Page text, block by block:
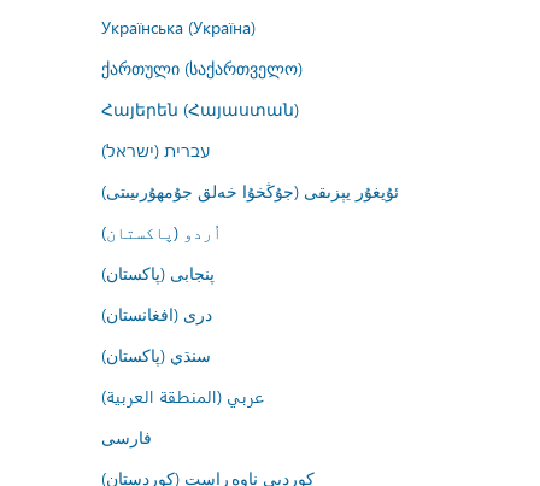
Українська (Україна)
ქართული (საქართველო)
Հայերեն (Հայաստան)
עברית (ישראל)
ئۇيغۇر يېزىقى (جۇڭخۇا خەلق جۇمھۇرىيىتى)
اُردو (پاکستان)
پنجابی (پاکستان)
درى (افغانستان)
سنڌي (پاکستان)
عربي (المنطقة العربية)
فارسى
کوردیی ناوەڕاست (کوردستان)